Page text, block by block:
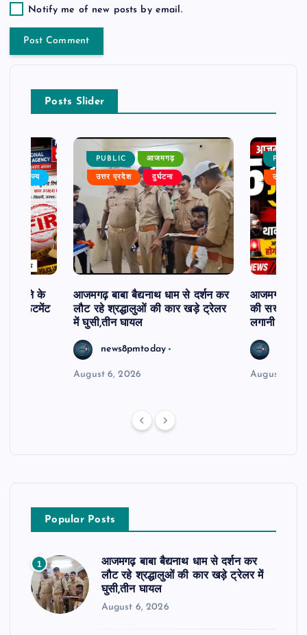
Notify me of new posts by email.
Posts Slider
राज्य
दिलाने के
रिक्रूटमेंट
PUBLIC आजमगढ़
उत्तर प्रदेश दुर्घटना
आजमगढ़ बाबा बैद्यनाथ धाम से दर्शन कर
लौट रहे श्रद्धालुओं की कार खड़े ट्रेलर
में घुसी,तीन घायल
news8pmtoday
August 6, 2026
PUBLIC
उत्तर
आजमगढ़ में 5
की सख्त
लगानी होगी
August 5,
Popular Posts
1
आजमगढ़ बाबा बैद्यनाथ धाम से दर्शन कर
लौट रहे श्रद्धालुओं की कार खड़े ट्रेलर में
घुसी,तीन घायल
August 6, 2026